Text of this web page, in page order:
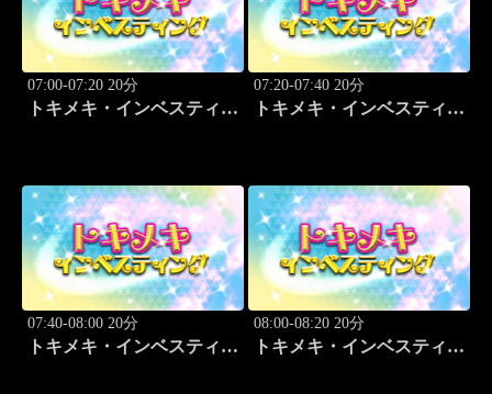
07:00-07:20 20分
トキメキ・インベスティン
07:20-07:40 20分
トキメキ・インベスティン
07:40-08:00 20分
トキメキ・インベスティン
08:00-08:20 20分
トキメキ・インベスティン